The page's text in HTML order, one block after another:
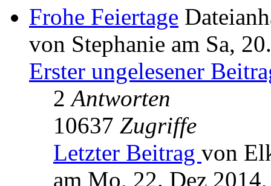
Frohe Feiertage
von Stephanie am Sa,
Erster ungelesener
2Antworten
10637 Zugriffe
Letzter Beitrag von
am Mo, 22. Dez